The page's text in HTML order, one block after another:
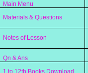
Main Menu
Materials & Questions
Notes of Lesson
Qn & Ans
1 to 12th Books Download